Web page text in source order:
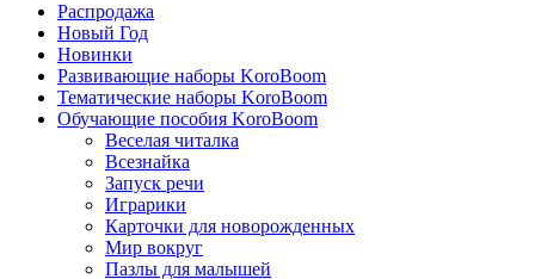
Распродажа
Новый Год
Новинки
Развивающие наборы KoroBoom
Тематические наборы KoroBoom
Обучающие пособия KoroBoom
Веселая читалка
Всезнайка
Запуск речи
Играрики
Карточки для новорожденных
Мир вокруг
Пазлы для малышей